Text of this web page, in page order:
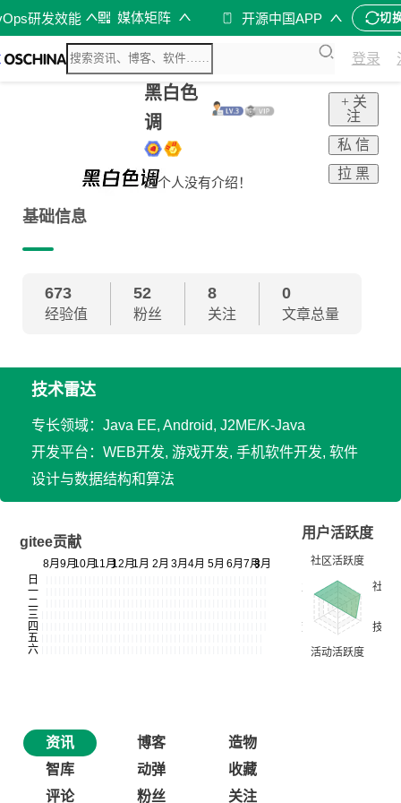
研发效能 媒体矩阵 开源中国APP 切
登录
黑白色
调
这个人没有介绍！
+ 关
注
私 信
拉 黑
基础信息
673
经验值
52
粉丝
8
关注
0
文章总量
技术雷达
专长领域：Java EE, Android, J2ME/K-Java
开发平台：WEB开发, 游戏开发, 手机软件开发, 软件
设计与数据结构和算法
gitee贡献
用户活跃度
资讯 博客
造物
智库
动弹
收藏
评论
粉丝 关注